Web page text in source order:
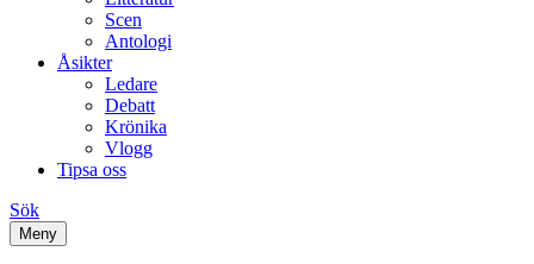
Scen
Antologi
Åsikter
Ledare
Debatt
Krönika
Vlogg
Tipsa oss
Sök
Meny